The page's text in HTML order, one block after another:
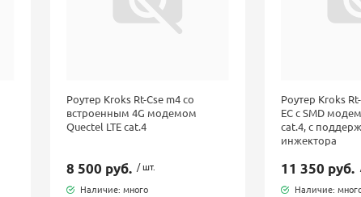
Роутер Kroks Rt-Cse m4 со
встроенным 4G модемом
Quectel LTE cat.4
8 500 руб. / шт.
Наличие: много
Роутер Kroks
EC с SMD
cat.4, с
инжектора
11 350 руб.
Наличие: